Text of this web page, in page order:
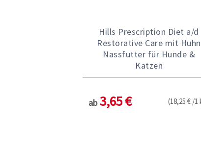
Hills Prescription Diet a/d
Restorative Care mit Huhn
Nassfutter für Hunde &
Katzen
ab 3,65 € (18,25 € /1